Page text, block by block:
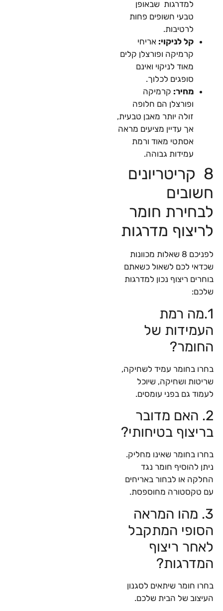
למדרגות שבאופן
טבעי חשופים פחות
לרטיבות.
קל לניקוי: אריחי
קרמיקה ופורצלן קלים
מאוד לניקוי ואינם
סופגים לכלוך.
מחיר: קרמיקה
ופורצלן הם חלופה
זולה יותר מאבן טבעית,
אך עדיין מציעים מראה
אסתטי מאוד ורמת
עמידות גבוהה.
8 קריטריונים
חשובים
לבחירת חומר
לריצוף מדרגות
לפניכם 8 שאלות מכוונות
שכדאי לכם לשאול כשאתם
בוחרים ריצוף נכון למדרגות
שלכם:
1.מה רמת
העמידות של
החומר?
בחרו בחומר עמיד לשחיקה,
שריטות ושחיקה, שיוכל
לעמוד גם בפני עומסים.
2. האם מדובר
בריצוף בטיחותי?
בחרו בחומר שאינו מחליק.
ניתן להוסיף חומר נגד
החלקה או לבחור באריחים
עם טקסטורה מחוספסת.
3. מהו המראה
הסופי המתקבל
לאחר ריצוף
המדרגות?
בחרו חומר שיתאים לסגנון
העיצוב של הבית שלכם.